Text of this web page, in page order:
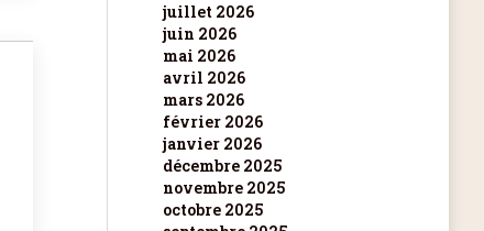
juillet 2026
juin 2026
mai 2026
avril 2026
mars 2026
février 2026
janvier 2026
décembre 2025
novembre 2025
octobre 2025